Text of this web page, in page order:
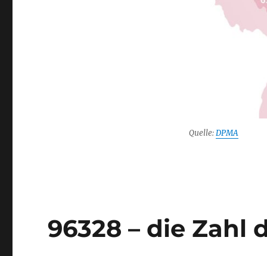
Quelle:DPMA
96328 – die Zahl